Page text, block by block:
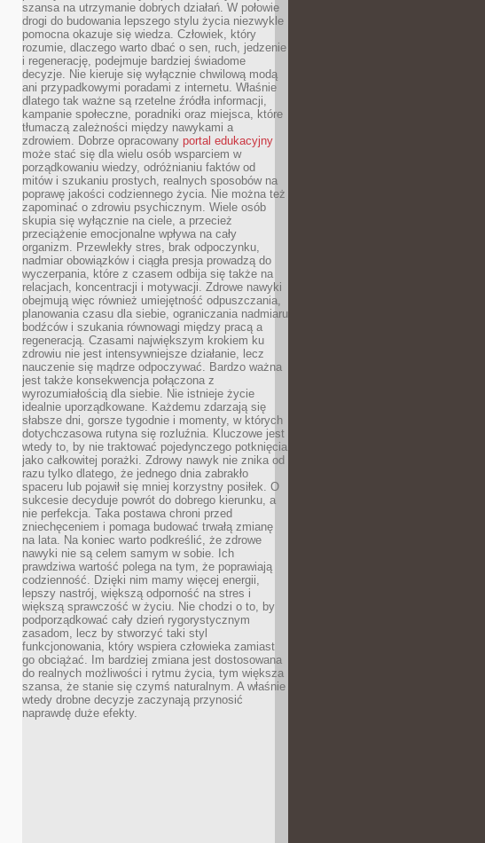
szansa na utrzymanie dobrych działań. W połowie
drogi do budowania lepszego stylu życia niezwykle
pomocna okazuje się wiedza. Człowiek, który
rozumie, dlaczego warto dbać o sen, ruch, jedzenie
i regenerację, podejmuje bardziej świadome
decyzje. Nie kieruje się wyłącznie chwilową modą
ani przypadkowymi poradami z internetu. Właśnie
dlatego tak ważne są rzetelne źródła informacji,
kampanie społeczne, poradniki oraz miejsca, które
tłumaczą zależności między nawykami a
zdrowiem. Dobrze opracowany portal edukacyjny
może stać się dla wielu osób wsparciem w
porządkowaniu wiedzy, odróżnianiu faktów od
mitów i szukaniu prostych, realnych sposobów na
poprawę jakości codziennego życia. Nie można też
zapominać o zdrowiu psychicznym. Wiele osób
skupia się wyłącznie na ciele, a przecież
przeciążenie emocjonalne wpływa na cały
organizm. Przewlekły stres, brak odpoczynku,
nadmiar obowiązków i ciągła presja prowadzą do
wyczerpania, które z czasem odbija się także na
relacjach, koncentracji i motywacji. Zdrowe nawyki
obejmują więc również umiejętność odpuszczania,
planowania czasu dla siebie, ograniczania nadmiaru
bodźców i szukania równowagi między pracą a
regeneracją. Czasami największym krokiem ku
zdrowiu nie jest intensywniejsze działanie, lecz
nauczenie się mądrze odpoczywać. Bardzo ważna
jest także konsekwencja połączona z
wyrozumiałością dla siebie. Nie istnieje życie
idealnie uporządkowane. Każdemu zdarzają się
słabsze dni, gorsze tygodnie i momenty, w których
dotychczasowa rutyna się rozluźnia. Kluczowe jest
wtedy to, by nie traktować pojedynczego potknięcia
jako całkowitej porażki. Zdrowy nawyk nie znika od
razu tylko dlatego, że jednego dnia zabrakło
spaceru lub pojawił się mniej korzystny posiłek. O
sukcesie decyduje powrót do dobrego kierunku, a
nie perfekcja. Taka postawa chroni przed
zniechęceniem i pomaga budować trwałą zmianę
na lata. Na koniec warto podkreślić, że zdrowe
nawyki nie są celem samym w sobie. Ich
prawdziwa wartość polega na tym, że poprawiają
codzienność. Dzięki nim mamy więcej energii,
lepszy nastrój, większą odporność na stres i
większą sprawczość w życiu. Nie chodzi o to, by
podporządkować cały dzień rygorystycznym
zasadom, lecz by stworzyć taki styl
funkcjonowania, który wspiera człowieka zamiast
go obciążać. Im bardziej zmiana jest dostosowana
do realnych możliwości i rytmu życia, tym większa
szansa, że stanie się czymś naturalnym. A właśnie
wtedy drobne decyzje zaczynają przynosić
naprawdę duże efekty.